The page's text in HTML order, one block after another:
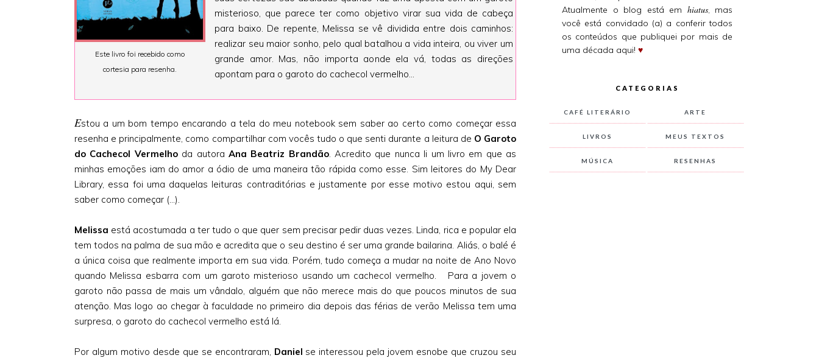
Este livro foi recebido como
cortesia para resenha.
misterioso, que parece ter como objetivo virar sua vida de cabeça
para baixo. De repente, Melissa se vê dividida entre dois caminhos:
realizar seu maior sonho, pelo qual batalhou a vida inteira, ou viver um
grande amor. Mas, não importa aonde ela vá, todas as direções
apontam para o garoto do cachecol vermelho...
Estou a um bom tempo encarando a tela do meu notebook sem saber ao certo como começar essa
resenha e principalmente, como compartilhar com vocês tudo o que senti durante a leitura de O Garoto
do Cachecol Vermelhoda autora Ana Beatriz Brandão. Acredito que nunca li um livro em que as
minhas emoções iam do amor a ódio de uma maneira tão rápida como esse. Sim leitores do My Dear
Library, essa foi uma daquelas leituras contraditórias e justamente por esse motivo estou aqui, sem
saber como começar (...).
Melissa está acostumada a ter tudo o que quer sem precisar pedir duas vezes. Linda, rica e popular ela
tem todos na palma de sua mão e acredita que o seu destino é ser uma grande bailarina. Aliás, o balé é
a única coisa que realmente importa em sua vida. Porém, tudo começa a mudar na noite de Ano Novo
quando Melissa esbarra com um garoto misterioso usando um cachecol vermelho. Para a jovem o
garoto não passa de mais um vândalo, alguém que não merece mais do que poucos minutos de sua
atenção. Mas logo ao chegar à faculdade no primeiro dia depois das férias de verão Melissa tem uma
surpresa, o garoto do cachecol vermelho está lá.
Por algum motivo desde que se encontraram, Daniel se interessou pela jovem esnobe que cruzou seu
Atualmente o blog está em hiatus, mas
você está convidado (a) a conferir todos
os conteúdos que publiquei por mais de
uma década aqui! ♥
CATEGORIAS
CAFÉ LITERÁRIO ARTE
LIVROS MEUS TEXTOS
MÚSICA RESENHAS